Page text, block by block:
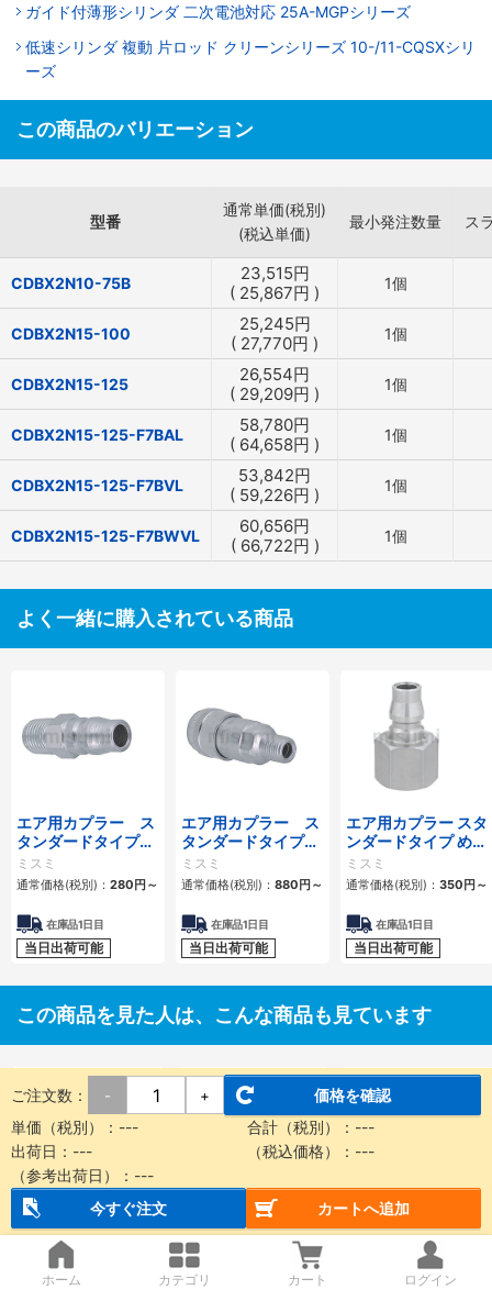
ガイド付薄形シリンダ 二次電池対応 25A-MGPシリーズ
低速シリンダ 複動 片ロッド クリーンシリーズ 10-/11-CQSXシリ
ーズ
この商品のバリエーション
型番
通常単価(税別)
(税込単価)
最小発注数量 ス
CDBX2N10-75B 23,515円
( 25,867円 ) 1個
CDBX2N15-100 25,245円
( 27,770円 ) 1個
CDBX2N15-125 26,554円
( 29,209円 ) 1個
CDBX2N15-125-F7BAL 58,780円
( 64,658円 ) 1個
CDBX2N15-125-F7BVL 53,842円
( 59,226円 ) 1個
CDBX2N15-125-F7BWVL 60,656円
( 66,722円 ) 1個
よく一緒に購入されている商品
エア用カプラー ス
タンダードタイプ
おねじプラグ
ミスミ
通常価格(税別)： 280円～
在庫品1日目
当日出荷可能
エア用カプラー ス
タンダードタイプ
おねじソケット
ミスミ
通常価格(税別)： 880円～
在庫品1日目
当日出荷可能
エア用カプラー スタ
ンダードタイプ めね
じプラグ
ミスミ
通常価格(税別)： 350円～
在庫品1日目
当日出荷可能
この商品を見た人は、こんな商品も見ています
スライドユニット シ
ョックアブソーバ内
蔵形 すべり軸受
CXWMシリーズ
通常価格(税別)：
スライドユニット シ
ョックアブソーバ内
蔵形 ボールブッシュ
軸受 CXWLシリー
SMC
通常価格(税別)： 748円～
スライドユニット シ
ョックアブソーバ内
蔵形 二次電池対応
25A-CXWMシリー
通常価格(税別)：
ご注文数： - +
価格を確認
単価（税別）： --- 合計（税別）： ---
出荷日： --- （税込価格）： ---
（参考出荷日）： ---
今すぐ注文
カートへ追加
ホーム カテゴリ カート ログイン